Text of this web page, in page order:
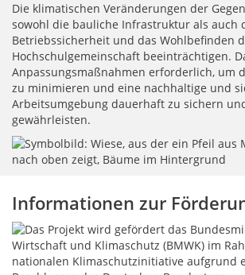
Die klimatischen Veränderungen der
sowohl die bauliche Infrastruktur als auch
Betriebssicherheit und das Wohlbefinden
Hochschulgemeinschaft beeinträchtigen.
Anpassungsmaßnahmen erforderlich, um
zu minimieren und eine nachhaltige und
Arbeitsumgebung dauerhaft zu sichern
gewährleisten.
Informationen zur